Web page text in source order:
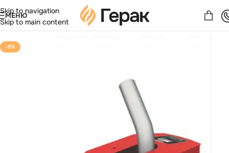
Skip to navigation
Skip to main content
МЕНЮ
-5%